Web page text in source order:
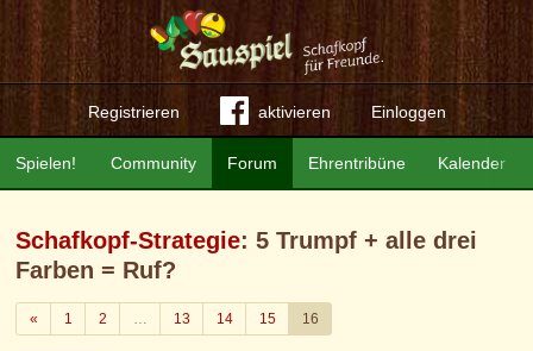
Registrieren aktivieren Einloggen
Community Forum Ehrentribüne Kalender
Spielen!
Schafkopf-Strategie: 5 Trumpf + alle drei
Farben = Ruf?
«Zurück
1 2 … 13 14 15 16